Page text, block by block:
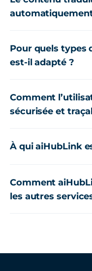
Pour quels types
est-il adapté ?
Comment
sécurisée et
À qui aiHubLink
Comment
les autres